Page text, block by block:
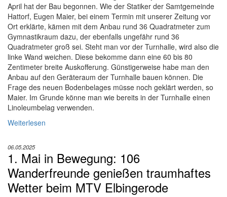
April hat der Bau begonnen. Wie der Statiker der Samtgemeinde
Hattorf, Eugen Maier, bei einem Termin mit unserer Zeitung vor
Ort erklärte, kämen mit dem Anbau rund 36 Quadratmeter zum
Gymnastikraum dazu, der ebenfalls ungefähr rund 36
Quadratmeter groß sei. Steht man vor der Turnhalle, wird also die
linke Wand weichen. Diese bekomme dann eine 60 bis 80
Zentimeter breite Auskofferung. Günstigerweise habe man den
Anbau auf den Geräteraum der Turnhalle bauen können. Die
Frage des neuen Bodenbelages müsse noch geklärt werden, so
Maier. Im Grunde könne man wie bereits in der Turnhalle einen
Linoleumbelag verwenden.
Weiterlesen
06.05.2025
1. Mai in Bewegung: 106
Wanderfreunde genießen traumhaftes
Wetter beim MTV Elbingerode